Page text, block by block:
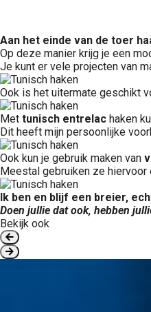
Aan het einde van de toer
Op deze manier krijg je een
Je kunt er vele projecten van
Ook is het uitermate geschikt
Met tunisch entrelac haken
Dit heeft mijn persoonlijke
Ook kun je gebruik maken van
Meestal gebruiken ze hiervoor
Ik ben en blijf een breier,
Doen jullie dat ook, hebben
Bekijk ook